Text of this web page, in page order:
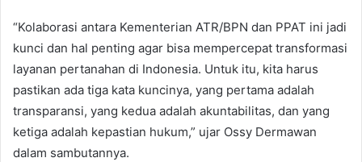
“Kolaborasi antara Kementerian ATR/BPN dan PPAT ini jadi
kunci dan hal penting agar bisa mempercepat transformasi
layanan pertanahan di Indonesia. Untuk itu, kita harus
pastikan ada tiga kata kuncinya, yang pertama adalah
transparansi, yang kedua adalah akuntabilitas, dan yang
ketiga adalah kepastian hukum,” ujar Ossy Dermawan
dalam sambutannya.